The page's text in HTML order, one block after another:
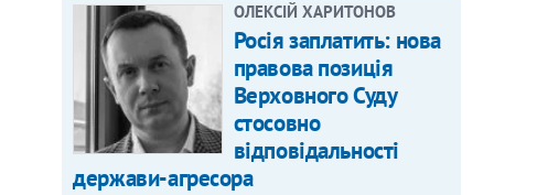
ОЛЕКСІЙ ХАРИТОНОВ
Росія заплатить: нова
правова позиція
Верховного Суду
стосовно
відповідальності
держави-агресора